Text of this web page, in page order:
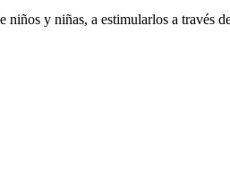
niños y niñas, a estimularlos a través